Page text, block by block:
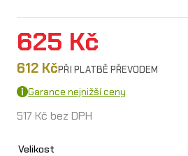
625 Kč
612 KčPŘI PLATBĚ PŘEVODEM
Garance nejnižší ceny
517 Kč bez DPH
Velikost